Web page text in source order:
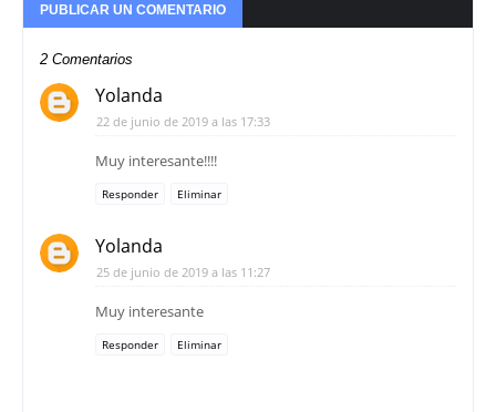
PUBLICAR UN COMENTARIO
2 Comentarios
Yolanda
22 de junio de 2019 a las 17:33
Muy interesante!!!!
Responder Eliminar
Yolanda
25 de junio de 2019 a las 11:27
Muy interesante
Responder Eliminar